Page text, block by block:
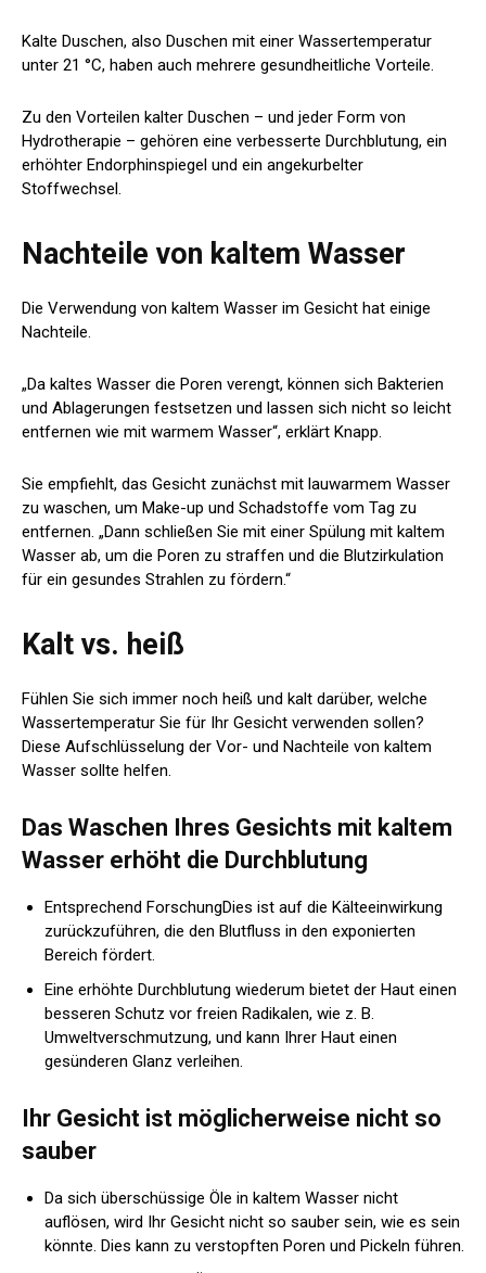
Kalte Duschen, also Duschen mit einer Wassertemperatur
unter 21 °C, haben auch mehrere gesundheitliche Vorteile.
Zu den Vorteilen kalter Duschen – und jeder Form von
Hydrotherapie – gehören eine verbesserte Durchblutung, ein
erhöhter Endorphinspiegel und ein angekurbelter
Stoffwechsel.
Nachteile von kaltem Wasser
Die Verwendung von kaltem Wasser im Gesicht hat einige
Nachteile.
„Da kaltes Wasser die Poren verengt, können sich Bakterien
und Ablagerungen festsetzen und lassen sich nicht so leicht
entfernen wie mit warmem Wasser“, erklärt Knapp.
Sie empfiehlt, das Gesicht zunächst mit lauwarmem Wasser
zu waschen, um Make-up und Schadstoffe vom Tag zu
entfernen. „Dann schließen Sie mit einer Spülung mit kaltem
Wasser ab, um die Poren zu straffen und die Blutzirkulation
für ein gesundes Strahlen zu fördern.“
Kalt vs. heiß
Fühlen Sie sich immer noch heiß und kalt darüber, welche
Wassertemperatur Sie für Ihr Gesicht verwenden sollen?
Diese Aufschlüsselung der Vor- und Nachteile von kaltem
Wasser sollte helfen.
Das Waschen Ihres Gesichts mit kaltem
Wasser erhöht die Durchblutung
Entsprechend ForschungDies ist auf die Kälteeinwirkung
zurückzuführen, die den Blutfluss in den exponierten
Bereich fördert.
Eine erhöhte Durchblutung wiederum bietet der Haut einen
besseren Schutz vor freien Radikalen, wie z. B.
Umweltverschmutzung, und kann Ihrer Haut einen
gesünderen Glanz verleihen.
Ihr Gesicht ist möglicherweise nicht so
sauber
Da sich überschüssige Öle in kaltem Wasser nicht
auflösen, wird Ihr Gesicht nicht so sauber sein, wie es sein
könnte. Dies kann zu verstopften Poren und Pickeln führen.